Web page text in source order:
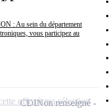
: Au sein du département
vous participez au
CDINon renseigné
offre à ma sélection